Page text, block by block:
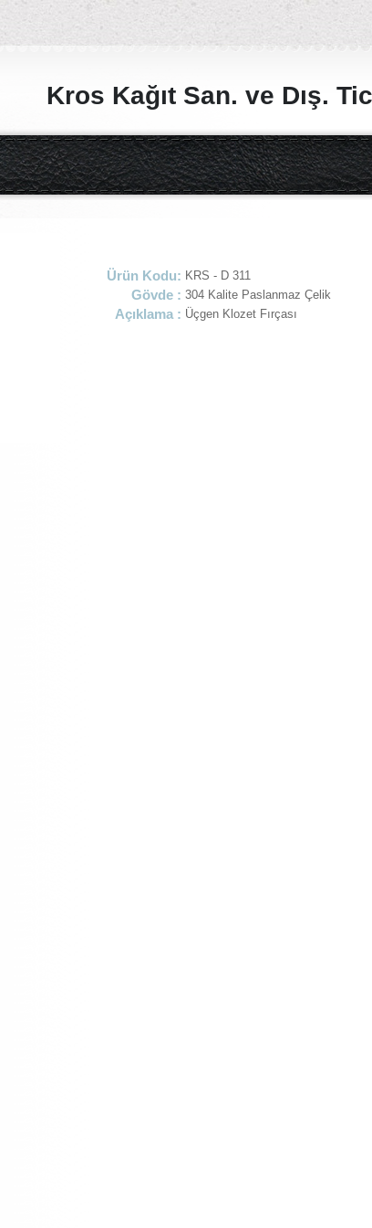
Kros Kağıt San. ve Dış.
Ürün Kodu: KRS - D 311
Gövde : 304 Kalite Paslanmaz Çelik
Açıklama : Üçgen Klozet Fırçası